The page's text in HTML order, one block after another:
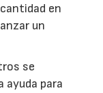
en
un
se
ayuda para